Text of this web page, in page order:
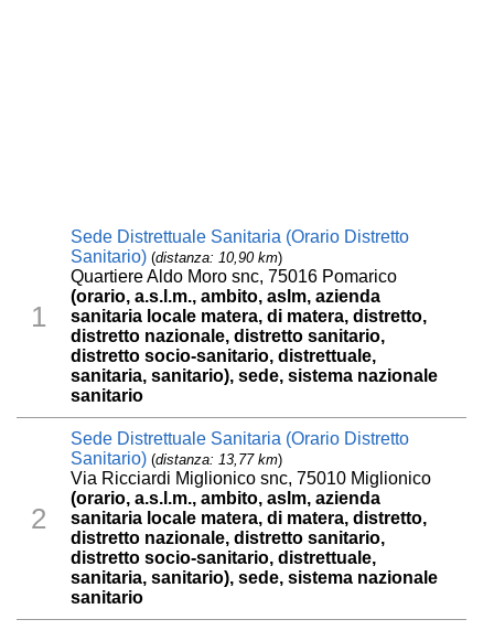
1
Sede Distrettuale Sanitaria (Orario Distretto
Sanitario) (distanza: 10,90 km)
Quartiere Aldo Moro snc, 75016 Pomarico
(orario, a.s.l.m., ambito, aslm, azienda
sanitaria locale matera, di matera, distretto,
distretto nazionale, distretto sanitario,
distretto socio-sanitario, distrettuale,
sanitaria, sanitario), sede, sistema nazionale
sanitario
2
Sede Distrettuale Sanitaria (Orario Distretto
Sanitario) (distanza: 13,77 km)
Via Ricciardi Miglionico snc, 75010 Miglionico
(orario, a.s.l.m., ambito, aslm, azienda
sanitaria locale matera, di matera, distretto,
distretto nazionale, distretto sanitario,
distretto socio-sanitario, distrettuale,
sanitaria, sanitario), sede, sistema nazionale
sanitario